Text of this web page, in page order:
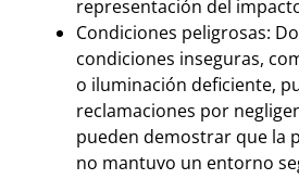
representación del
Condiciones peligrosas:
condiciones inseguras,
o iluminación deficiente,
reclamaciones por
pueden demostrar que la
no mantuvo un entorno